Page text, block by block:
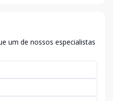
um de nossos especialistas